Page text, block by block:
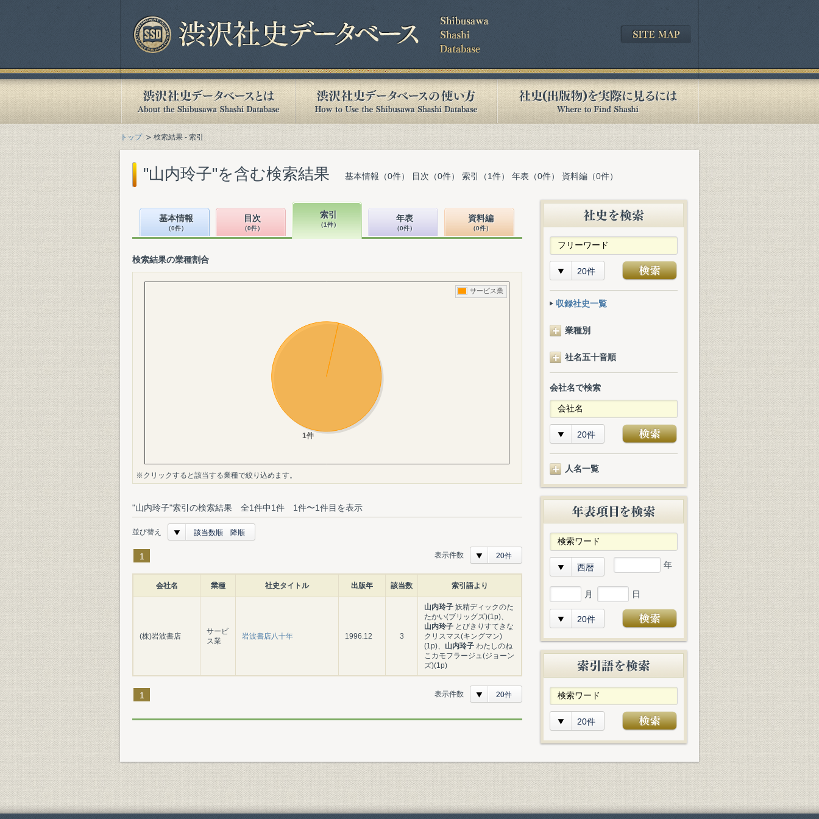
トップ 検索結果 - 索引
"山内玲子"を含む検索結果 基本情報（0件） 目次（0件） 索引（1件） 年表（0件） 資料編（0件）
基本情報
（0件）
目次
（0件）
索引
（1件）
年表
（0件）
資料編
（0件）
検索結果の業種割合
※クリックすると該当する業種で絞り込めます。
"山内玲子"索引の検索結果 全1件中1件 1件〜1件目を表示
並び替え 該当数順 降順
1 表示件数 20件
会社名 業種 社史タイトル 出版年 該当数 索引語より
(株)岩波書店
サービ
ス業
岩波書店八十年 1996.12 3
山内玲子 妖精ディックのた
たかい(ブリッグズ)(1p)、
山内玲子 とびきりすてきな
クリスマス(キングマン)
(1p)、 山内玲子 わたしのね
こカモフラージュ(ジョーン
ズ)(1p)
1 表示件数 20件
20件
収録社史一覧
業種別
社名五十音順
会社名で検索
20件
人名一覧
西暦 年
月 日
20件
20件